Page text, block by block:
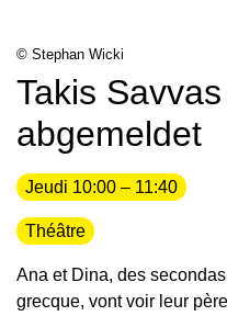
Takis
abgemeldet
Jeudi 10:00 – 11:40
Théâtre
Ana et Dina, des
grecque, vont voir leur
© Stephan Wicki